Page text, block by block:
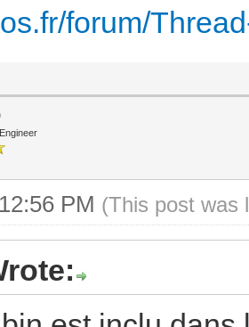
forum/
PM (This post was